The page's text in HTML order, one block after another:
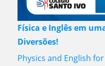
Física e Inglês em
Diversões!
Physics and English